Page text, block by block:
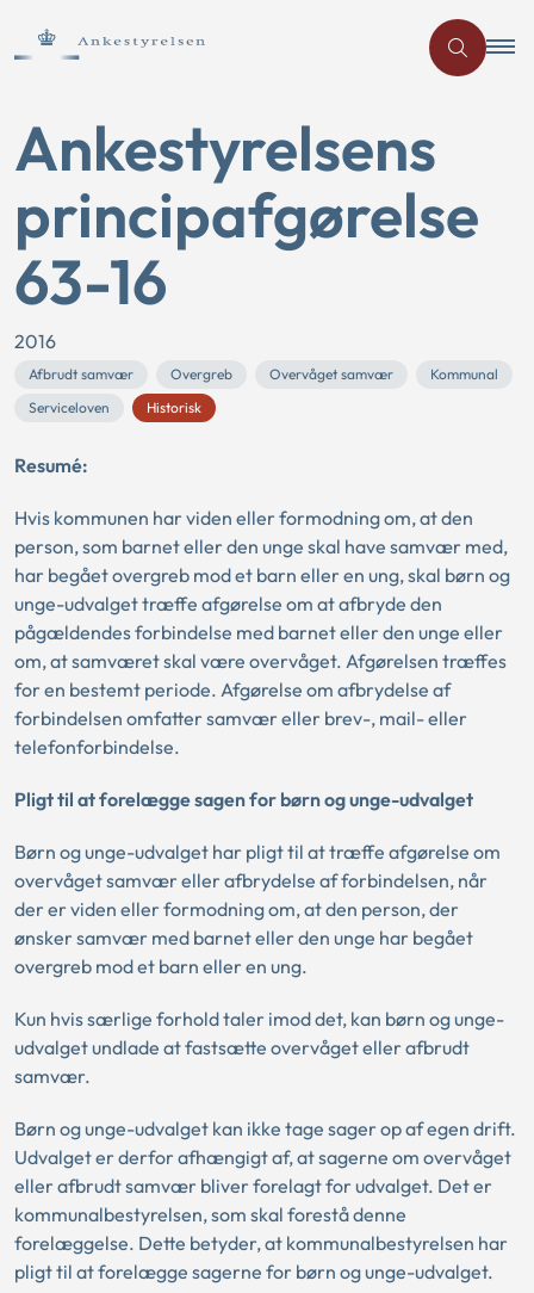
Ankestyrelsens
principafgørelse
63-16
2016
Afbrudt samvær Overgreb Overvåget samvær
Kommunal
Serviceloven
Historisk
Resumé:
Hvis kommunen har viden eller formodning om, at den
person, som barnet eller den unge skal have samvær med,
har begået overgreb mod et barn eller en ung, skal børn og
unge-udvalget træffe afgørelse om at afbryde den
pågældendes forbindelse med barnet eller den unge eller
om, at samværet skal være overvåget. Afgørelsen træffes
for en bestemt periode. Afgørelse om afbrydelse af
forbindelsen omfatter samvær eller brev-, mail- eller
telefonforbindelse.
Pligt til at forelægge sagen for børn og unge-udvalget
Børn og unge-udvalget har pligt til at træffe afgørelse om
overvåget samvær eller afbrydelse af forbindelsen, når
der er viden eller formodning om, at den person, der
ønsker samvær med barnet eller den unge har begået
overgreb mod et barn eller en ung.
Kun hvis særlige forhold taler imod det, kan børn og unge-
udvalget undlade at fastsætte overvåget eller afbrudt
samvær.
Børn og unge-udvalget kan ikke tage sager op af egen drift.
Udvalget er derfor afhængigt af, at sagerne om overvåget
eller afbrudt samvær bliver forelagt for udvalget. Det er
kommunalbestyrelsen, som skal forestå denne
forelæggelse. Dette betyder, at kommunalbestyrelsen har
pligt til at forelægge sagerne for børn og unge-udvalget.